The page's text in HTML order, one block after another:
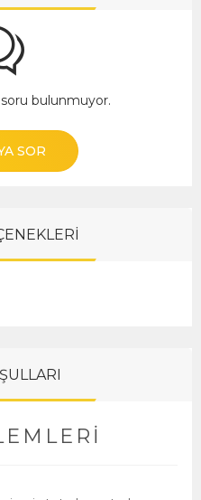
bulunmuyor.
SOR